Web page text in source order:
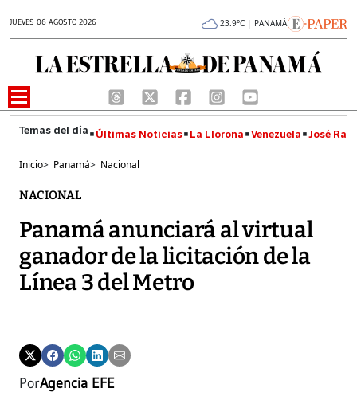
JUEVES 06 AGOSTO 2026 23.9°C | PANAMÁ
Últimas Noticias La Llorona Venezuela José
Inicio> Panamá> Nacional
NACIONAL
Panamá anunciará al virtual
ganador de la licitación de la
Línea 3 del Metro
PorAgencia EFE